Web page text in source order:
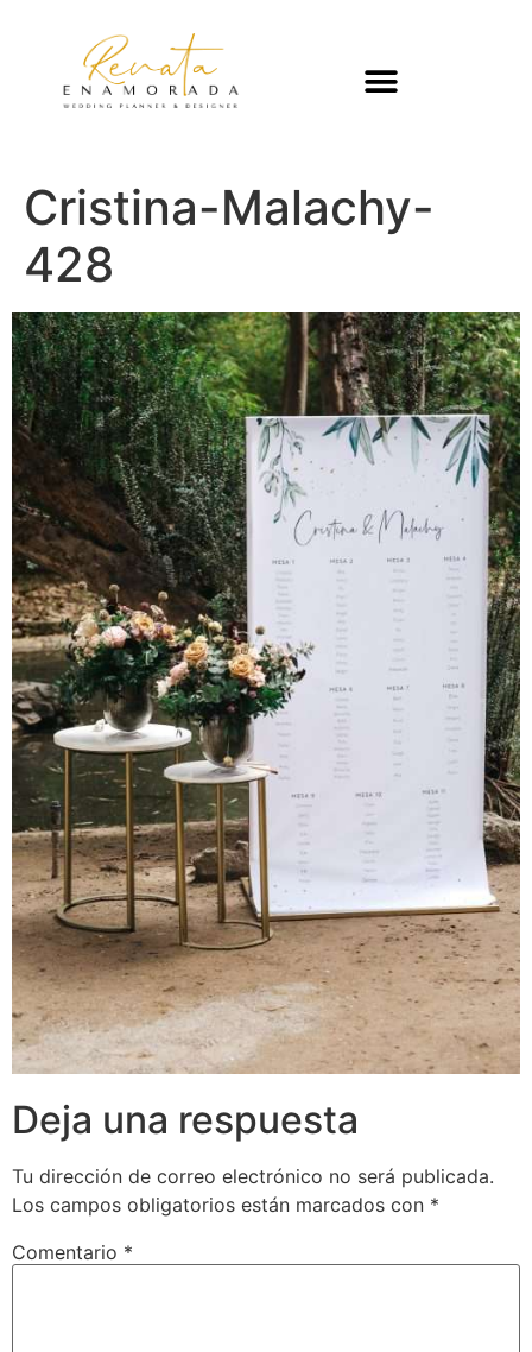
Cristina-Malachy-
428
Deja una respuesta
Tu dirección de correo electrónico no será publicada.
Los campos obligatorios están marcados con *
Comentario *